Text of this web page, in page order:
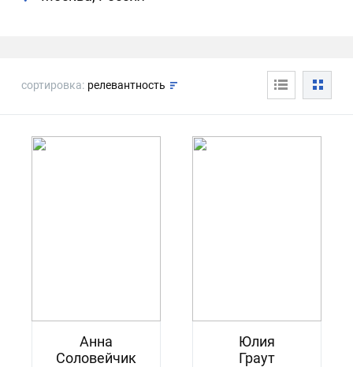
сортировка: релевантность
Анна
Соловейчик
Юлия
Граут